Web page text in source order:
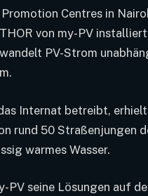
Centres in
von my-PV
PV-Strom
Internat betreibt,
rund 50 Straßenjungen
warmes Wasser.
PV seine Lösungen auf